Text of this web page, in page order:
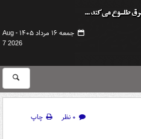
جمعه ۱۶ مرداد ۱۴۰۵ -
Aug
7 2026
۰ نظر
چاپ